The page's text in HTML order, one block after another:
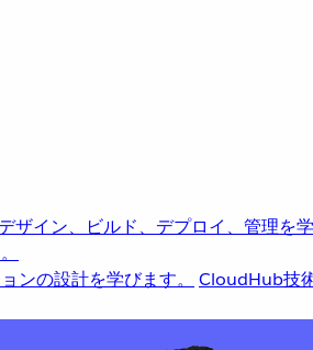
イン、ビルド、デプロイ、管理を学
ンの設計を学びます。 CloudHub技